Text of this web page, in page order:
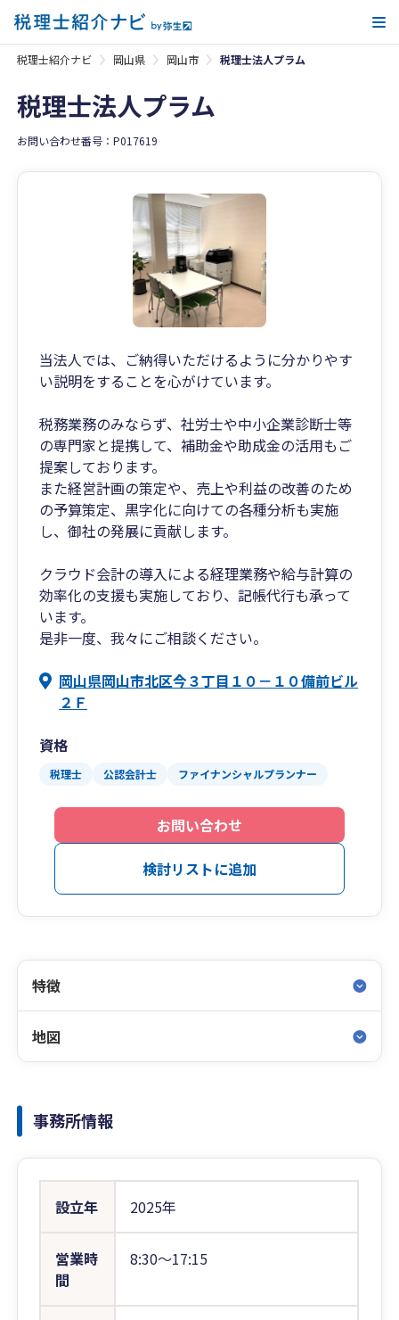
税理士紹介ナビ 岡山県 岡山市 税理士法人プラム
税理士法人プラム
お問い合わせ番号：P017619
当法人では、ご納得いただけるように分かりやす
い説明をすることを心がけています。
税務業務のみならず、社労士や中小企業診断士等
の専門家と提携して、補助金や助成金の活用もご
提案しております。
また経営計画の策定や、売上や利益の改善のため
の予算策定、黒字化に向けての各種分析も実施
し、御社の発展に貢献します。
クラウド会計の導入による経理業務や給与計算の
効率化の支援も実施しており、記帳代行も承って
います。
是非一度、我々にご相談ください。
岡山県岡山市北区今３丁目１０－１０備前ビル
２Ｆ
資格
税理士 公認会計士 ファイナンシャルプランナー
お問い合わせ
検討リストに追加
特徴
地図
事務所情報
設立年 2025年
営業時
間
8:30〜17:15